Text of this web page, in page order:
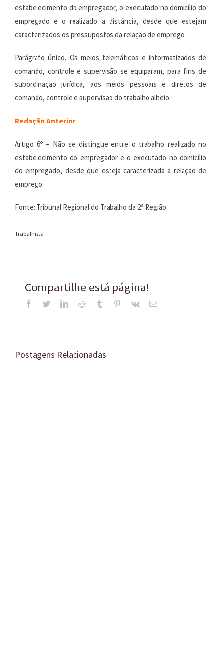
estabelecimento do empregador, o executado no domicílio do
empregado e o realizado a distância, desde que estejam
caracterizados os pressupostos da relação de emprego.
Parágrafo único. Os meios telemáticos e informatizados de
comando, controle e supervisão se equiparam, para fins de
subordinação jurídica, aos meios pessoais e diretos de
comando, controle e supervisão do trabalho alheio.
Redação Anterior
Artigo 6º – Não se distingue entre o trabalho realizado no
estabelecimento do empregador e o executado no domicílio
do empregado, desde que esteja caracterizada a relação de
emprego.
Fonte: Tribunal Regional do Trabalho da 2ª Região
Trabalhista
Compartilhe está página!
Facebook
TwitterLinkedInReddit Tumblr Pinterest
Vk
E-
Postagens Relacionadas